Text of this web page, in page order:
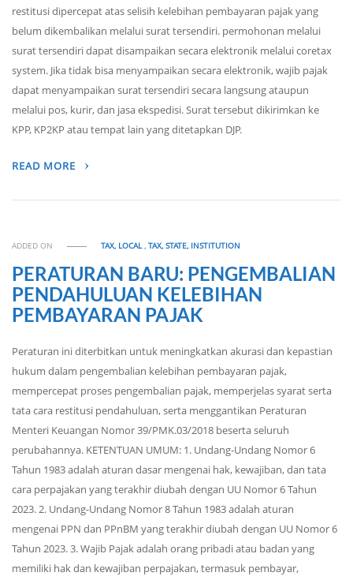
restitusi dipercepat atas selisih kelebihan pembayaran pajak yang
belum dikembalikan melalui surat tersendiri. permohonan melalui
surat tersendiri dapat disampaikan secara elektronik melalui coretax
system. Jika tidak bisa menyampaikan secara elektronik, wajib pajak
dapat menyampaikan surat tersendiri secara langsung ataupun
melalui pos, kurir, dan jasa ekspedisi. Surat tersebut dikirimkan ke
KPP, KP2KP atau tempat lain yang ditetapkan DJP.
READ MORE
ADDED ON TAX, LOCAL,TAX, STATE, INSTITUTION
PERATURAN BARU: PENGEMBALIAN
PENDAHULUAN KELEBIHAN
PEMBAYARAN PAJAK
Peraturan ini diterbitkan untuk meningkatkan akurasi dan kepastian
hukum dalam pengembalian kelebihan pembayaran pajak,
mempercepat proses pengembalian pajak, memperjelas syarat serta
tata cara restitusi pendahuluan, serta menggantikan Peraturan
Menteri Keuangan Nomor 39/PMK.03/2018 beserta seluruh
perubahannya. KETENTUAN UMUM: 1. Undang-Undang Nomor 6
Tahun 1983 adalah aturan dasar mengenai hak, kewajiban, dan tata
cara perpajakan yang terakhir diubah dengan UU Nomor 6 Tahun
2023. 2. Undang-Undang Nomor 8 Tahun 1983 adalah aturan
mengenai PPN dan PPnBM yang terakhir diubah dengan UU Nomor 6
Tahun 2023. 3. Wajib Pajak adalah orang pribadi atau badan yang
memiliki hak dan kewajiban perpajakan, termasuk pembayar,